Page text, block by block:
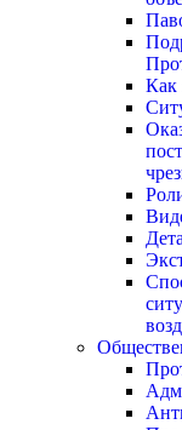
Как